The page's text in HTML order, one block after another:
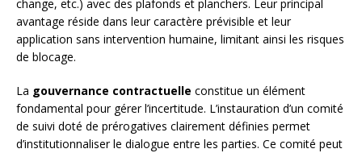
change, etc.) avec des plafonds et planchers. Leur principal
avantage réside dans leur caractère prévisible et leur
application sans intervention humaine, limitant ainsi les risques
de blocage.
La gouvernance contractuelle constitue un élément
fondamental pour gérer l’incertitude. L’instauration d’un comité
de suivi doté de prérogatives clairement définies permet
d’institutionnaliser le dialogue entre les parties. Ce comité peut